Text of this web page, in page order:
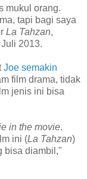
mukul orang.
tapi bagi saya
La Tahzan,
2013.
Joe semakin
film drama, tidak
jenis ini bisa
in the movie.
ini (La Tahzan)
bisa diambil,"